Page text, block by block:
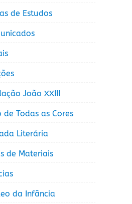
de Estudos
João XXIII
de Todas as Cores
Literária
de Materiais
da Infância